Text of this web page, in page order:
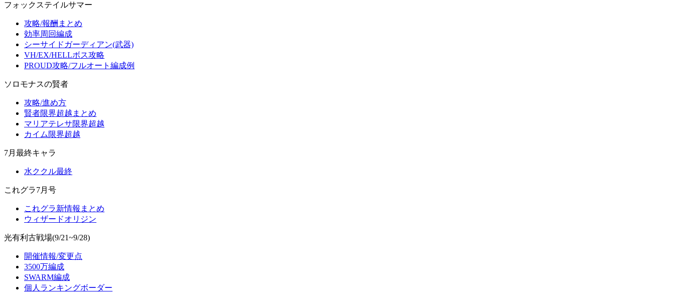
フォックステイルサマー
攻略/報酬まとめ
効率周回編成
シーサイドガーディアン(武器)
VH/EX/HELLボス攻略
PROUD攻略/フルオート編成例
ソロモナスの賢者
攻略/進め方
賢者限界超越まとめ
マリアテレサ限界超越
カイム限界超越
7月最終キャラ
水ククル最終
これグラ7月号
これグラ新情報まとめ
ウィザードオリジン
光有利古戦場(9/21~9/28)
開催情報/変更点
3500万編成
SWARM編成
個人ランキングボーダー